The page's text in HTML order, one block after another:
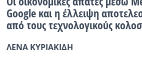
Ραδιόφωνο LIVE
Google και η έλλειψη
από τους τεχνολογικούς
ΛΕΝΑ ΚΥΡΙΑΚΙΔΗ